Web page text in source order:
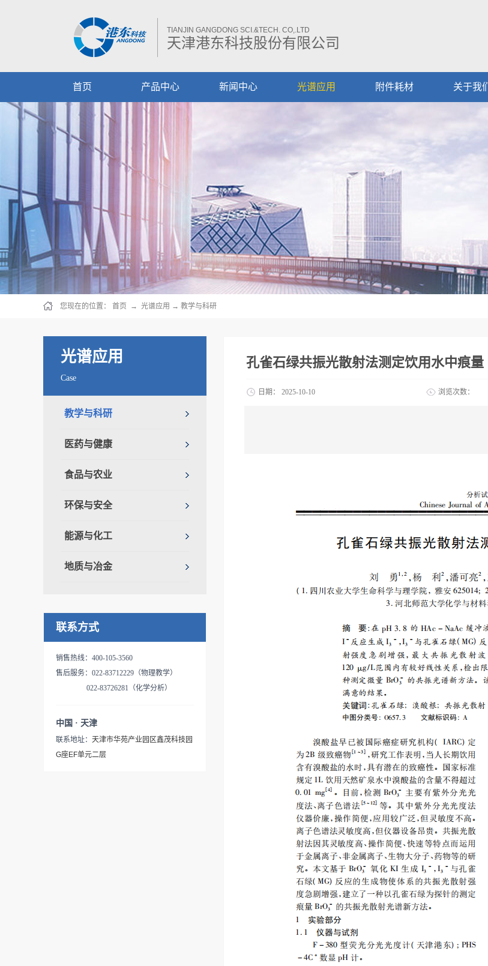
TIANJIN GANGDONG SCI.&TECH. CO,.LTD
天津港东科技股份有限公司
首页 产品中心 新闻中心 光谱应用 附件耗材 关于我们
您现在的位置： 首页 → 光谱应用 → 教学与科研
光谱应用
Case
教学与科研
医药与健康
食品与农业
环保与安全
能源与化工
地质与冶金
联系方式
销售热线：400-105-3560
售后服务：022-83712229（物理教学）
022-83726281（化学分析）
中国 · 天津
联系地址： 天津市华苑产业园区鑫茂科技园
G座EF单元二层
孔雀石绿共振光散射法测定饮用水中痕量
日期： 2025-10-10 浏览次数：